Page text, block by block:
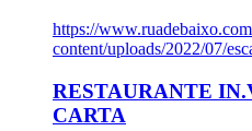
https://
content/uploads/2022/07/
RESTAURANTE
CARTA